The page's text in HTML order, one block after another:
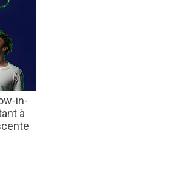
in-
à